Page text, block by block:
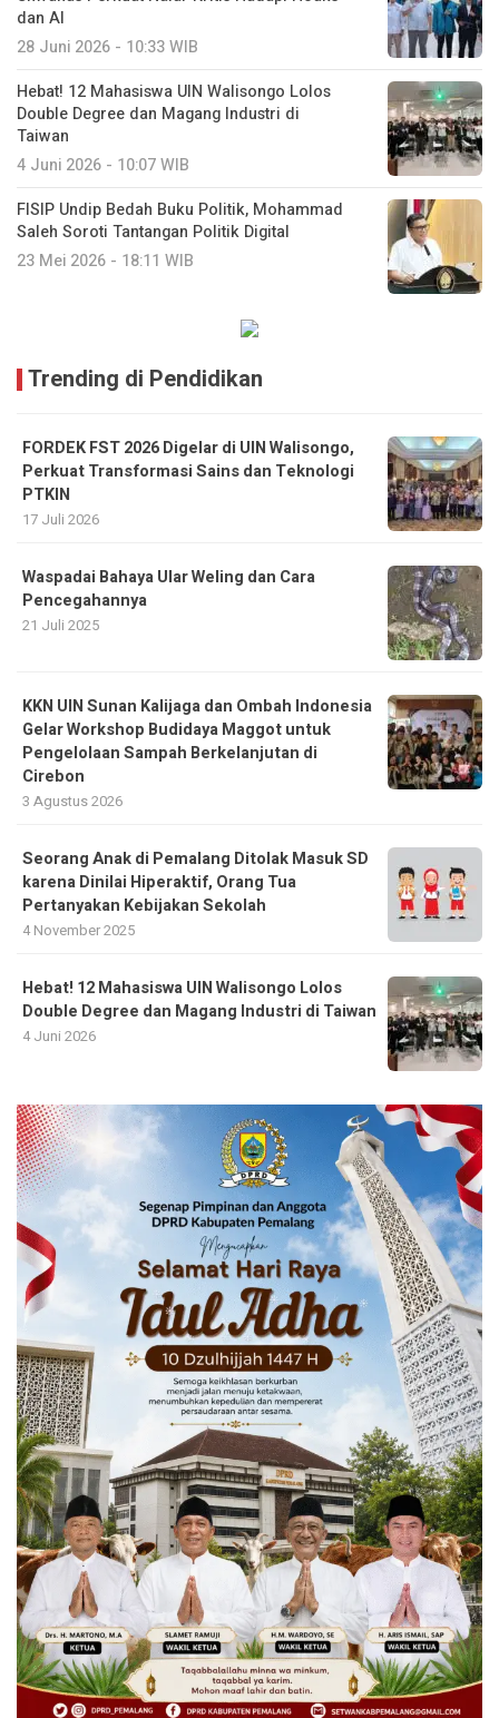
dan AI
28 Juni 2026 - 10:33 WIB
Hebat! 12 Mahasiswa UIN Walisongo Lolos
Double Degree dan Magang Industri di
Taiwan
4 Juni 2026 - 10:07 WIB
FISIP Undip Bedah Buku Politik, Mohammad
Saleh Soroti Tantangan Politik Digital
23 Mei 2026 - 18:11 WIB
Trending di Pendidikan
FORDEK FST 2026 Digelar di UIN Walisongo,
Perkuat Transformasi Sains dan Teknologi
PTKIN
17 Juli 2026
Waspadai Bahaya Ular Weling dan Cara
Pencegahannya
21 Juli 2025
KKN UIN Sunan Kalijaga dan Ombah Indonesia
Gelar Workshop Budidaya Maggot untuk
Pengelolaan Sampah Berkelanjutan di
Cirebon
3 Agustus 2026
Seorang Anak di Pemalang Ditolak Masuk SD
karena Dinilai Hiperaktif, Orang Tua
Pertanyakan Kebijakan Sekolah
4 November 2025
Hebat! 12 Mahasiswa UIN Walisongo Lolos
Double Degree dan Magang Industri di Taiwan
4 Juni 2026